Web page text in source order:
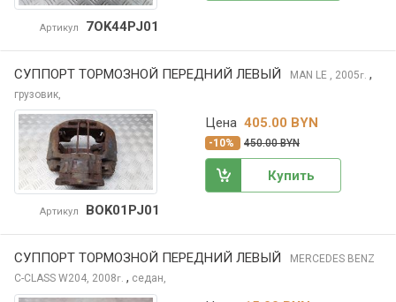
Артикул 7OK44PJ01
СУППОРТ ТОРМОЗНОЙ ПЕРЕДНИЙ ЛЕВЫЙ MAN LE , 2005г. ,
грузовик,
Артикул BOK01PJ01
Цена 405.00 BYN
-10% 450.00 BYN
Купить
СУППОРТ ТОРМОЗНОЙ ПЕРЕДНИЙ ЛЕВЫЙ
MERCEDES BENZ
C-CLASS W204, 2008г. , седан,